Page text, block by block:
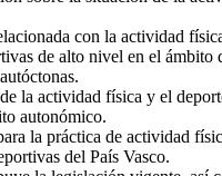
con la actividad
de alto nivel en el
la actividad física y el
autonómico.
la práctica de actividad
del País Vasco.